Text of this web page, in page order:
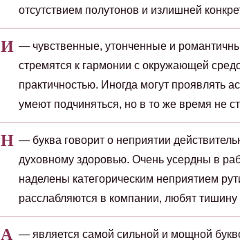
отсутствием полутонов и излишней
И — чувственные, утонченные и
стремятся к гармонии с окружающей
практичностью. Иногда могут проявлять
умеют подчиняться, но в то же время не
Н — буква говорит о неприятии
духовному здоровью. Очень усердны в
наделены категорическим неприятием
расслабляются в компании, любят тишину
А — является самой сильной и мощной